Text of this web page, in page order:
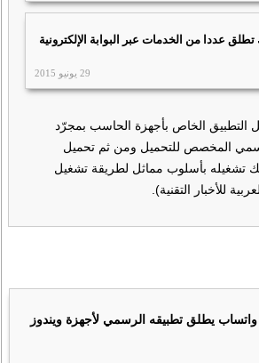
تطلق عددا من الخدمات عبر البوابة الإلكترونية
29 يونيو 2015
التطبيق الخاص بأجهزة الحاسب بمجرّد
المخصص للتحميل ومن ثم تحميل
ذلك تشغيله بأسلوب مماثل لطريقة تشغيل
للأخبار التقنية).
يطلق تطبيقه الرسمي لأجهزة ويندوز